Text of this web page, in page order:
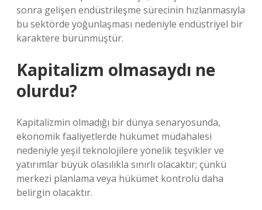
sonra gelişen endüstrileşme sürecinin hızlanmasıyla
bu sektörde yoğunlaşması nedeniyle endüstriyel bir
karaktere bürünmüştür.
Kapitalizm olmasaydı ne
olurdu?
Kapitalizmin olmadığı bir dünya senaryosunda,
ekonomik faaliyetlerde hükümet müdahalesi
nedeniyle yeşil teknolojilere yönelik teşvikler ve
yatırımlar büyük olasılıkla sınırlı olacaktır; çünkü
merkezi planlama veya hükümet kontrolü daha
belirgin olacaktır.